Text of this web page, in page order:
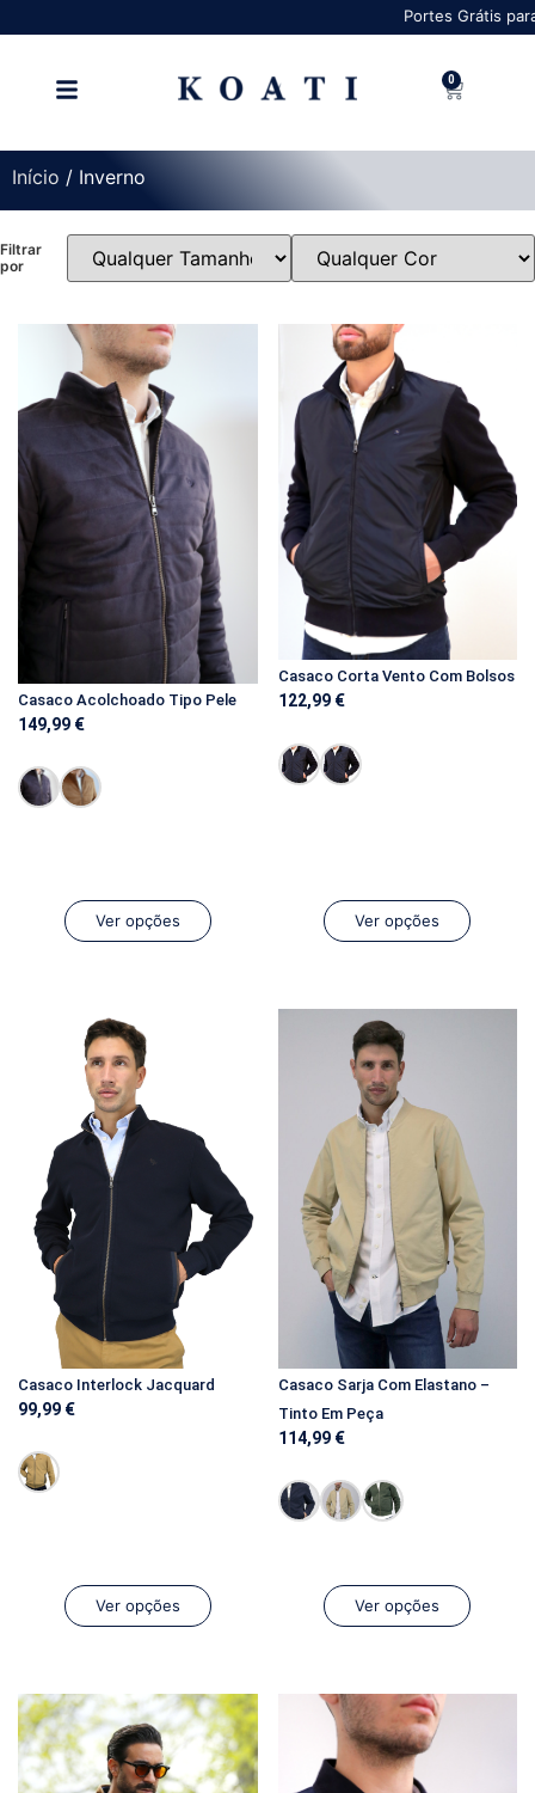
Portes Grátis para
0
Início / Inverno
Filtrar
por
Casaco Acolchoado Tipo Pele
149,99 €
Ver opções
Casaco Corta Vento Com Bolsos
122,99 €
Ver opções
Casaco Interlock Jacquard
99,99 €
Ver opções
Casaco Sarja Com Elastano –
Tinto Em Peça
114,99 €
Ver opções